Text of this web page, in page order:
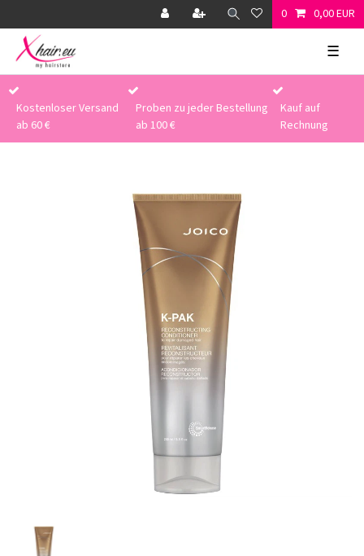
0 0,00 EUR
☰
Kostenloser Versand
ab 60 €
Proben zu jeder Bestellung
ab 100 €
Kauf auf
Rechnung